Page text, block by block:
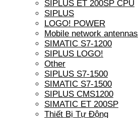
SIPLUS ET 200SP CPU
SIPLUS
LOGO! POWER
Mobile network antennas
SIMATIC S7-1200
SIPLUS LOGO!
Other
SIPLUS S7-1500
SIMATIC S7-1500
SIPLUS CMS1200
SIMATIC ET 200SP
Thiết Bị Tự Động